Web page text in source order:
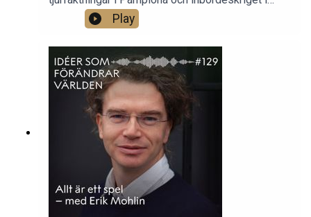
Spanien – vad spelade platserna för roll i
Hemingways litteratur, och hur påverkades han av
de intellektuella miljöer han både vistades i och
tog avstånd från? Litteraturvetaren Elin Käck
berättar om en mycket amerikansk författare vars
böcker utspelade sig på helt andra platser.Foto:
Nils Käck.
Play